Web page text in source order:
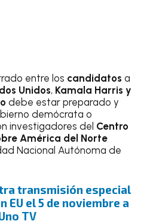
entre los candidatosa
Unidos, Kamala Harris y
debe estar preparado y
demócrata o
investigadores del Centro
América del Norte
Nacional Autónoma de
transmisión especial
EU el 5 de noviembre a
TV